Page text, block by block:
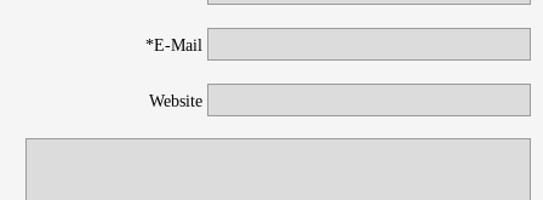
E-Mail*
Website